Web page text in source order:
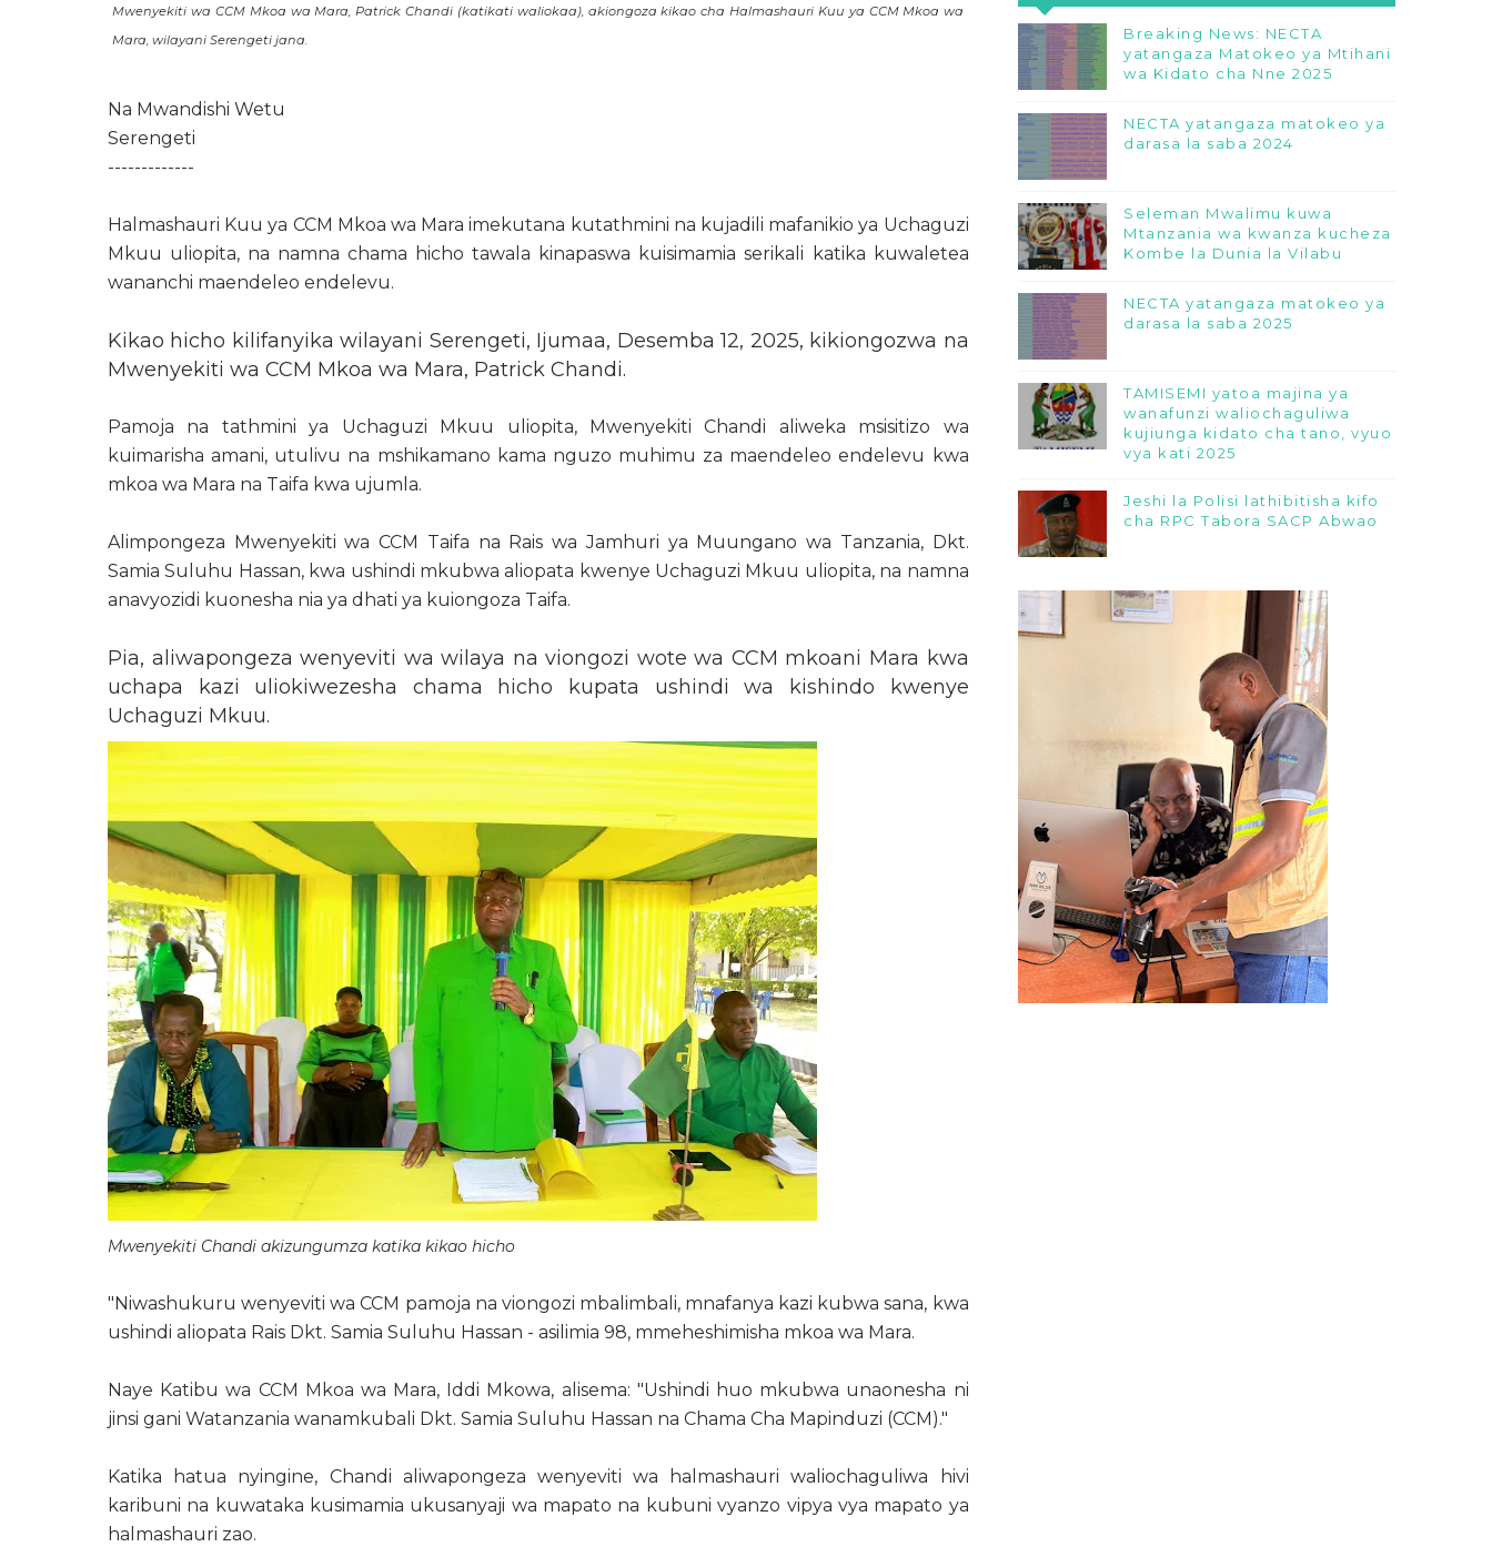
Mwenyekiti wa CCM Mkoa wa Mara, Patrick Chandi (katikati waliokaa), akiongoza kikao cha Halmashauri Kuu ya CCM Mkoa wa
Mara, wilayani Serengeti jana.
Na Mwandishi Wetu
Serengeti
-------------
Halmashauri Kuu ya CCM Mkoa wa Mara imekutana kutathmini na kujadili mafanikio ya Uchaguzi
Mkuu uliopita, na namna chama hicho tawala kinapaswa kuisimamia serikali katika kuwaletea
wananchi maendeleo endelevu.
Kikao hicho kilifanyika wilayani Serengeti, Ijumaa, Desemba 12, 2025, kikiongozwa na
Mwenyekiti wa CCM Mkoa wa Mara, Patrick Chandi.
Pamoja na tathmini ya Uchaguzi Mkuu uliopita, Mwenyekiti Chandi aliweka msisitizo wa
kuimarisha amani, utulivu na mshikamano kama nguzo muhimu za maendeleo endelevu kwa
mkoa wa Mara na Taifa kwa ujumla.
Alimpongeza Mwenyekiti wa CCM Taifa na Rais wa Jamhuri ya Muungano wa Tanzania, Dkt.
Samia Suluhu Hassan, kwa ushindi mkubwa aliopata kwenye Uchaguzi Mkuu uliopita, na namna
anavyozidi kuonesha nia ya dhati ya kuiongoza Taifa.
Pia, aliwapongeza wenyeviti wa wilaya na viongozi wote wa CCM mkoani Mara kwa
uchapa kazi uliokiwezesha chama hicho kupata ushindi wa kishindo kwenye
Uchaguzi Mkuu.
Mwenyekiti Chandi akizungumza katika kikao hicho
"Niwashukuru wenyeviti wa CCM pamoja na viongozi mbalimbali, mnafanya kazi kubwa sana, kwa
ushindi aliopata Rais Dkt. Samia Suluhu Hassan - asilimia 98, mmeheshimisha mkoa wa Mara.
Naye Katibu wa CCM Mkoa wa Mara, Iddi Mkowa, alisema: "Ushindi huo mkubwa unaonesha ni
jinsi gani Watanzania wanamkubali Dkt. Samia Suluhu Hassan na Chama Cha Mapinduzi (CCM)."
Katika hatua nyingine, Chandi aliwapongeza wenyeviti wa halmashauri waliochaguliwa hivi
karibuni na kuwataka kusimamia ukusanyaji wa mapato na kubuni vyanzo vipya vya mapato ya
halmashauri zao.
Breaking News: NECTA
yatangaza Matokeo ya Mtihani
wa Kidato cha Nne 2025
NECTA yatangaza matokeo ya
darasa la saba 2024
Seleman Mwalimu kuwa
Mtanzania wa kwanza kucheza
Kombe la Dunia la Vilabu
NECTA yatangaza matokeo ya
darasa la saba 2025
TAMISEMI yatoa majina ya
wanafunzi waliochaguliwa
kujiunga kidato cha tano, vyuo
vya kati 2025
Jeshi la Polisi lathibitisha kifo
cha RPC Tabora SACP Abwao